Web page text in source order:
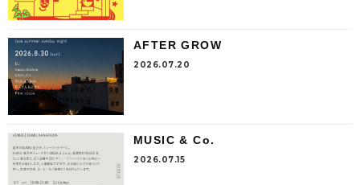
AFTER GROW
2026.07.20
MUSIC & Co.
2026.07.15